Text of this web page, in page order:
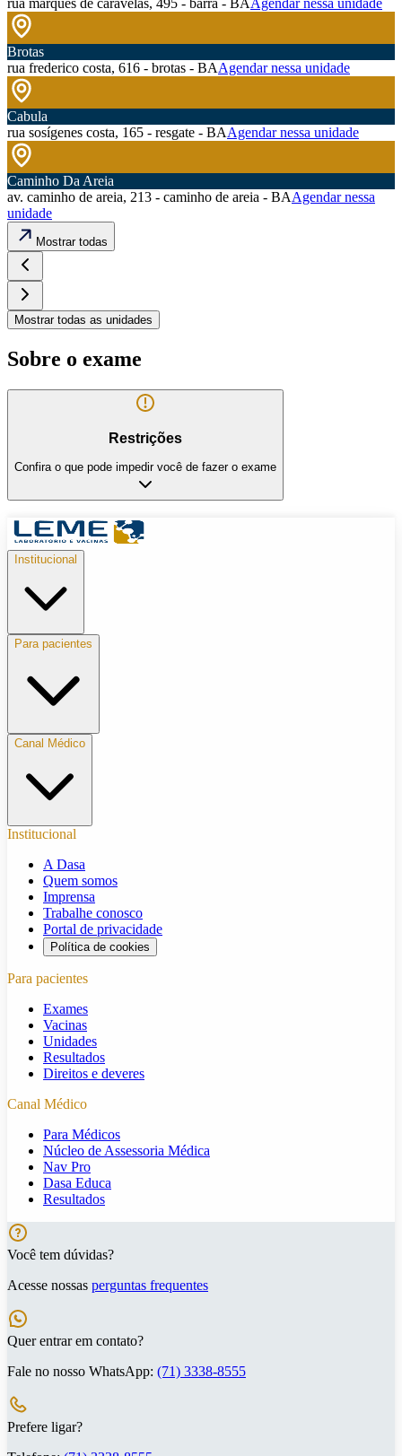
rua marquês de caravelas, 495 - barra - BAAgendar nessa unidade
Brotas
rua frederico costa, 616 - brotas - BAAgendar nessa unidade
Cabula
rua sosígenes costa, 165 - resgate - BAAgendar nessa unidade
Caminho Da Areia
av. caminho de areia, 213 - caminho de areia - BAAgendar nessa
unidade
Mostrar todas
Mostrar todas as unidades
Sobre o exame
Restrições
Confira o que pode impedir você de fazer o exame
Institucional
Para pacientes
Canal Médico
Institucional
A Dasa
Quem somos
Imprensa
Trabalhe conosco
Portal de privacidade
Política de cookies
Para pacientes
Exames
Vacinas
Unidades
Resultados
Direitos e deveres
Canal Médico
Para Médicos
Núcleo de Assessoria Médica
Nav Pro
Dasa Educa
Resultados
Você tem dúvidas?
Acesse nossas perguntas frequentes
Quer entrar em contato?
Fale no nosso WhatsApp: (71) 3338-8555
Prefere ligar?